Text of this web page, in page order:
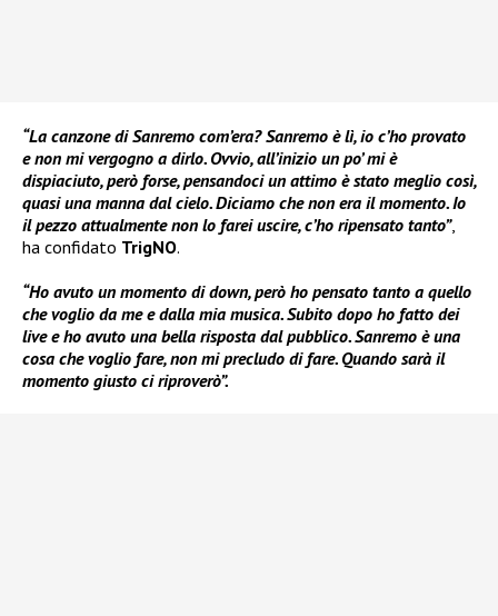
“La canzone di Sanremo com’era? Sanremo è lì, io c’ho provato
e non mi vergogno a dirlo. Ovvio, all’inizio un po’ mi è
dispiaciuto, però forse, pensandoci un attimo è stato meglio così,
quasi una manna dal cielo. Diciamo che non era il momento. Io
il pezzo attualmente non lo farei uscire, c’ho ripensato tanto”,
ha confidato TrigNO.
“Ho avuto un momento di down, però ho pensato tanto a quello
che voglio da me e dalla mia musica. Subito dopo ho fatto dei
live e ho avuto una bella risposta dal pubblico. Sanremo è una
cosa che voglio fare, non mi precludo di fare. Quando sarà il
momento giusto ci riproverò”.